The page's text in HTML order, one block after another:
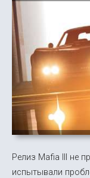
Релиз Mafia III не
испытывали